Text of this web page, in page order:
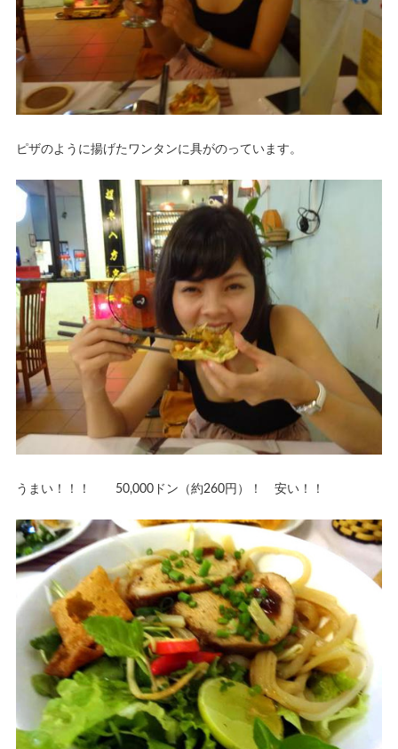
ピザのように揚げたワンタンに具がのっています。
うまい！！！ 50,000ドン（約260円）！ 安い！！